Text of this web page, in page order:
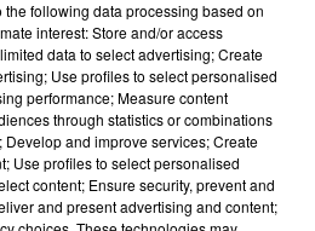
selon la gendarmerie.
the following data processing based on
interest: Store and/or access
data to select advertising; Create
Use profiles to select personalised
performance; Measure content
through statistics or combinations
Develop and improve services; Create
Use profiles to select personalised
content; Ensure security, prevent and
and present advertising and content;